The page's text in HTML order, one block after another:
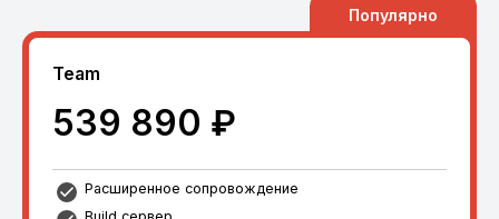
Популярно
Team
539 890 ₽
Расширенное сопровождение